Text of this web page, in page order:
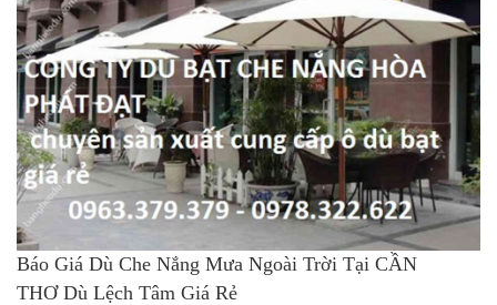
Báo Giá Dù Che Nắng Mưa Ngoài Trời Tại CẦN
THƠ Dù Lệch Tâm Giá Rẻ